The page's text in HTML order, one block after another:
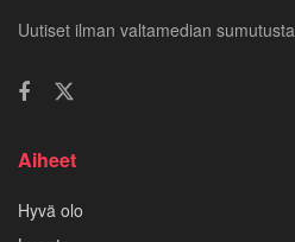
Uutiset ilman valtamedian sumutusta
Aiheet
Hyvä olo